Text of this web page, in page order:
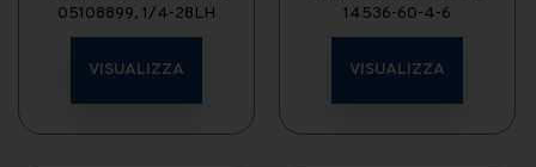
05108899, 1/4-28LH
VISUALIZZA
14536-60-4-6
VISUALIZZA